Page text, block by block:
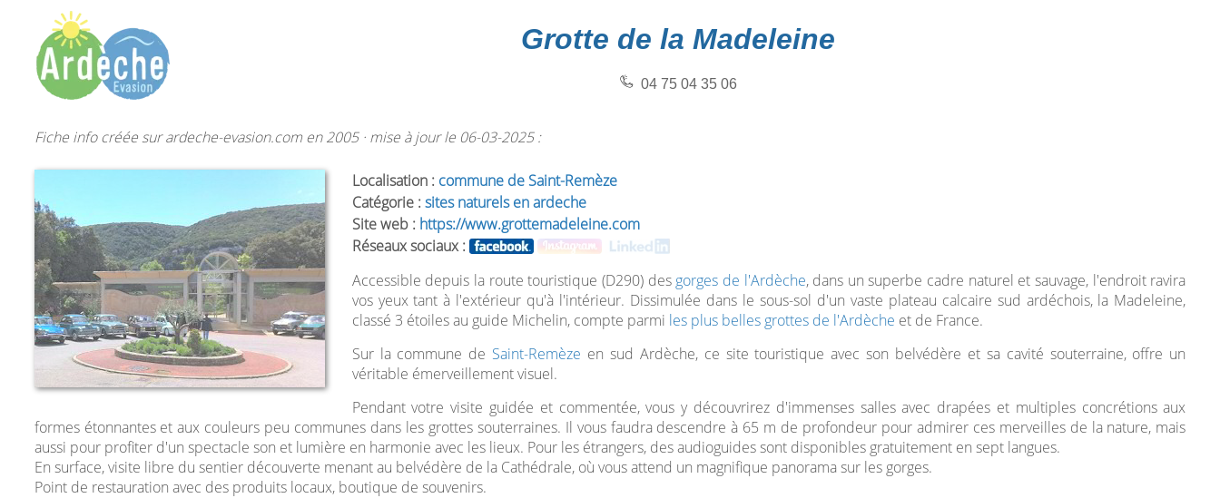
Grotte de la Madeleine
04 75 04 35 06
Fiche info créée sur ardeche-evasion.com en 2005 · mise à jour le 06-03-2025 :
Localisation : commune de Saint-Remèze
Catégorie :sites naturels en ardeche
Site web : https://www.grottemadeleine.com
Réseaux sociaux :
Accessible depuis la route touristique (D290) des gorges de l'Ardèche, dans un superbe cadre naturel et sauvage, l'endroit ravira
vos yeux tant à l'extérieur qu'à l'intérieur. Dissimulée dans le sous-sol d'un vaste plateau calcaire sud ardéchois, la Madeleine,
classé 3 étoiles au guide Michelin, compte parmi les plus belles grottes de l'Ardèche et de France.
Sur la commune de Saint-Remèze en sud Ardèche, ce site touristique avec son belvédère et sa cavité souterraine, offre un
véritable émerveillement visuel.
Pendant votre visite guidée et commentée, vous y découvrirez d'immenses salles avec drapées et multiples concrétions aux
formes étonnantes et aux couleurs peu communes dans les grottes souterraines. Il vous faudra descendre à 65 m de profondeur pour admirer ces merveilles de la nature, mais
aussi pour profiter d'un spectacle son et lumière en harmonie avec les lieux. Pour les étrangers, des audioguides sont disponibles gratuitement en sept langues.
En surface, visite libre du sentier découverte menant au belvédère de la Cathédrale, où vous attend un magnifique panorama sur les gorges.
Point de restauration avec des produits locaux, boutique de souvenirs.